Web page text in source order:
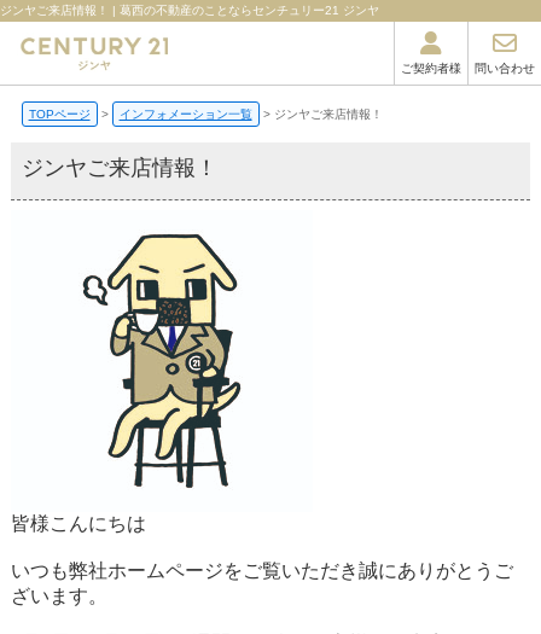
ジンヤご来店情報！ | 葛西の不動産のことならセンチュリー21 ジンヤ
ご契約者様 問い合わせ
TOPページ インフォメーション一覧 ジンヤご来店情報！
ジンヤご来店情報！
皆様こんにちは
いつも弊社ホームページをご覧いただき誠にありがとうご
ざいます。